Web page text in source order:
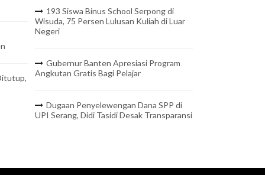
193 Siswa Binus School Serpong di
Wisuda, 75 Persen Lulusan Kuliah di Luar
Negeri
Gubernur Banten Apresiasi Program
Angkutan Gratis Bagi Pelajar
Dugaan Penyelewengan Dana SPP di
UPI Serang, Didi Tasidi Desak Transparansi